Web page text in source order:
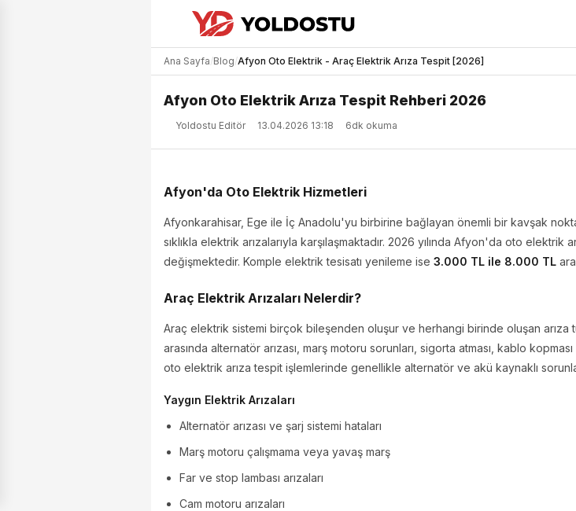
Ana Sayfa/Blog/Afyon Oto Elektrik - Araç Elektrik Arıza Tespit [2026]
Afyon Oto Elektrik Arıza Tespit Rehberi 2026
Yoldostu Editör 13.04.2026 13:18 6dk okuma
Afyon'da Oto Elektrik Hizmetleri
Afyonkarahisar, Ege ile İç Anadolu'yu birbirine bağlayan önemli bir kavşak
sıklıkla elektrik arızalarıyla karşılaşmaktadır. 2026 yılında Afyon'da oto elektrik
değişmektedir. Komple elektrik tesisatı yenileme ise 3.000 TL ile 8.000 TL
Araç Elektrik Arızaları Nelerdir?
Araç elektrik sistemi birçok bileşenden oluşur ve herhangi birinde oluşan arıza
arasında alternatör arızası, marş motoru sorunları, sigorta atması, kablo
oto elektrik arıza tespit işlemlerinde genellikle alternatör ve akü kaynaklı
Yaygın Elektrik Arızaları
Alternatör arızası ve şarj sistemi hataları
Marş motoru çalışmama veya yavaş marş
Far ve stop lambası arızaları
Cam motoru arızaları